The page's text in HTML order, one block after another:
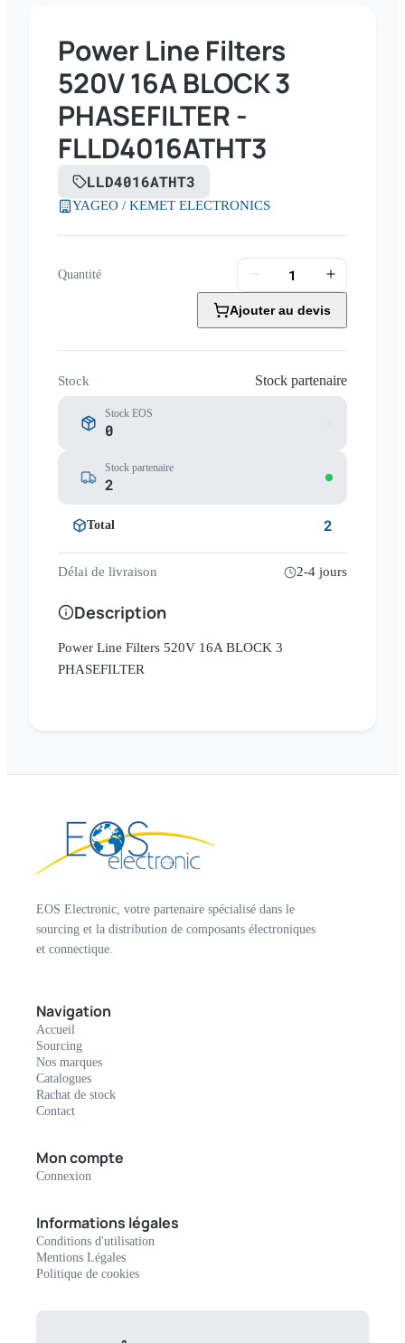
Power Line Filters
520V 16A BLOCK 3
PHASEFILTER -
FLLD4016ATHT3
LLD4016ATHT3
YAGEO / KEMET ELECTRONICS
Quantité
Ajouter au devis
Stock Stock partenaire
Stock EOS
0
Stock partenaire
2
Total 2
Délai de livraison 2-4 jours
Description
Power Line Filters 520V 16A BLOCK 3
PHASEFILTER
EOS Electronic, votre partenaire spécialisé dans le
sourcing et la distribution de composants électroniques
et connectique.
Navigation
Accueil
Sourcing
Nos marques
Catalogues
Rachat de stock
Contact
Mon compte
Connexion
Informations légales
Conditions d'utilisation
Mentions Légales
Politique de cookies